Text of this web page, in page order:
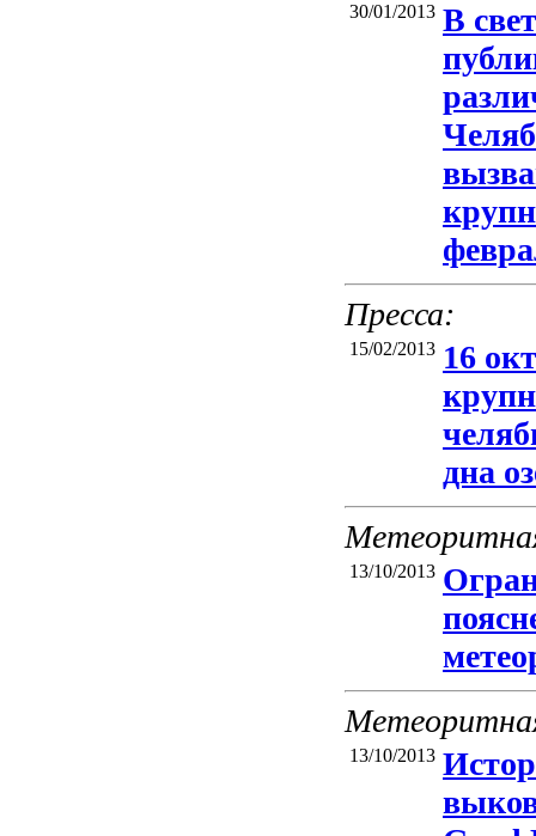
30/01/2013 В
Пресса:
15/02/2013 16
дна
13/10/2013
13/10/2013